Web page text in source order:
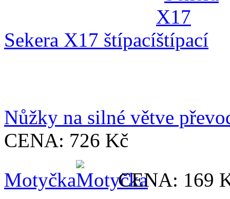
Sekera X17 štípací
Nůžky na silné větve
CENA: 726 Kč
Motyčka
CENA: 169